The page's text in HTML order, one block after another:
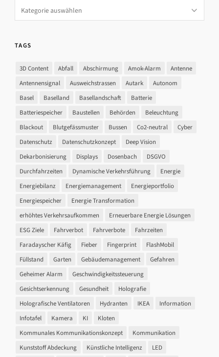
TAGS
3D Content Abfall Abschirmung Amok-Alarm
Antenne
Antennensignal
Ausweichstrassen Autark
Autonom
Basel
Baselland Basellandschaft
Batterie
Batteriespeicher
Baustellen Behörden
Beleuchtung
Blackout
Blutgefässmuster Bussen Co2-neutral
Cyber
Datenschutz
Datenschutzkonzept
Deep Vision
Dekarbonisierung
Displays Dosenbach
DSGVO
Durchfahrzeiten
Dynamische Verkehrsführung
Energie
Energiebilanz
Energiemanagement
Energieportfolio
Energiespeicher
Energie Transformation
erhöhtes Verkehrsaufkommen
Erneuerbare Energie Lösungen
ESG Ziele
Fahrverbot Fahrverbote
Fahrzeiten
Faradayscher Käfig
Fieber Fingerprint
FlashMobil
Füllstand
Garten Gebäudemanagement
Gefahren
Geheimer Alarm
Geschwindigkeitssteuerung
Gesichtserkennung
Gesundheit
Holografie
Holografische Ventilatoren
Hydranten IKEA
Information
Infotafel
Kamera KI
Kloten
Kommunales Kommunikationskonzept
Kommunikation
Kunststoff Abdeckung
Künstliche Intelligenz
LED